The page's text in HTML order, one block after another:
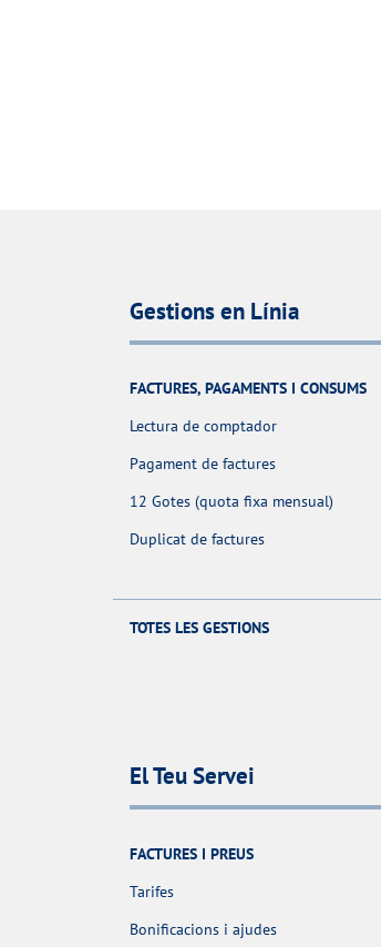
Gestions en Línia
FACTURES, PAGAMENTS I CONSUMS
Lectura de comptador
Pagament de factures
12 Gotes (quota fixa mensual)
Duplicat de factures
TOTES LES GESTIONS
El Teu Servei
FACTURES I PREUS
Tarifes
Bonificacions i ajudes